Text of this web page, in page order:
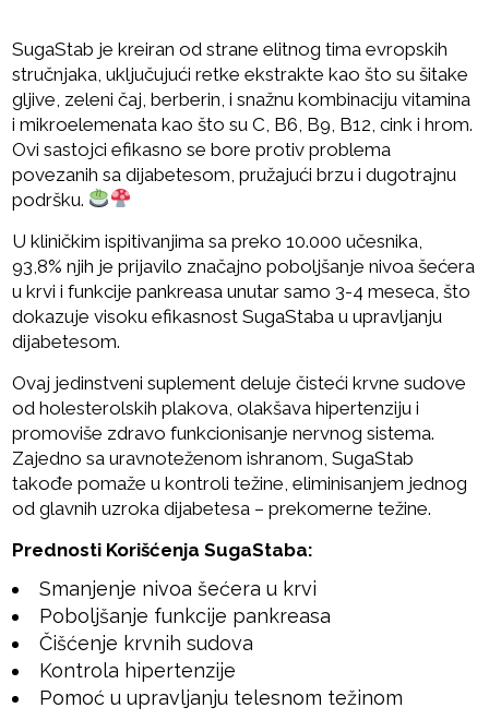
SugaStab je kreiran od strane elitnog tima evropskih
stručnjaka, uključujući retke ekstrakte kao što su šitake
gljive, zeleni čaj, berberin, i snažnu kombinaciju vitamina
i mikroelemenata kao što su C, B6, B9, B12, cink i hrom.
Ovi sastojci efikasno se bore protiv problema
povezanih sa dijabetesom, pružajući brzu i dugotrajnu
podršku.
U kliničkim ispitivanjima sa preko 10.000 učesnika,
93,8% njih je prijavilo značajno poboljšanje nivoa šećera
u krvi i funkcije pankreasa unutar samo 3-4 meseca, što
dokazuje visoku efikasnost SugaStaba u upravljanju
dijabetesom.
Ovaj jedinstveni suplement deluje čisteći krvne sudove
od holesterolskih plakova, olakšava hipertenziju i
promoviše zdravo funkcionisanje nervnog sistema.
Zajedno sa uravnoteženom ishranom, SugaStab
takođe pomaže u kontroli težine, eliminisanjem jednog
od glavnih uzroka dijabetesa – prekomerne težine.
Prednosti Korišćenja SugaStaba:
Smanjenje nivoa šećera u krvi
Poboljšanje funkcije pankreasa
Čišćenje krvnih sudova
Kontrola hipertenzije
Pomoć u upravljanju telesnom težinom